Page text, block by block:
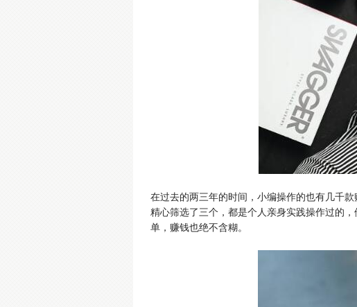
在过去的两三年的时间，小编操作的也有几千
精心筛选了三个，都是个人亲身实践操作过的
单，赚钱也绝不含糊。